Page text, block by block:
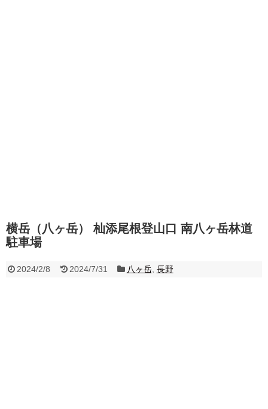
横岳（八ヶ岳） 杣添尾根登山口 南八ヶ岳林道
駐車場
2024/2/8 2024/7/31 八ヶ岳, 長野